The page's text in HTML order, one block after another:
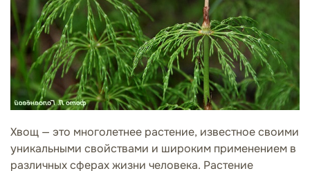
Хвощ — это многолетнее растение, известное своими
уникальными свойствами и широким применением в
различных сферах жизни человека. Растение